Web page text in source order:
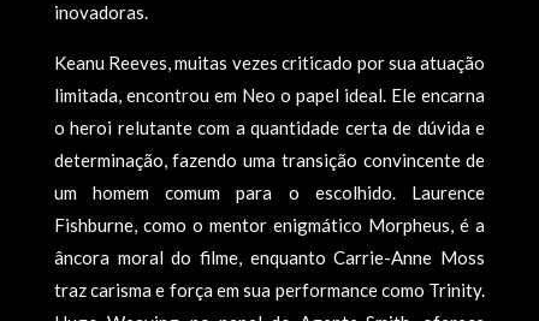
inovadoras.
Keanu Reeves, muitas vezes criticado por sua atuação
limitada, encontrou em Neo o papel ideal. Ele encarna
o heroi relutante com a quantidade certa de dúvida e
determinação, fazendo uma transição convincente de
um homem comum para o escolhido. Laurence
Fishburne, como o mentor enigmático Morpheus, é a
âncora moral do filme, enquanto Carrie-Anne Moss
traz carisma e força em sua performance como Trinity.